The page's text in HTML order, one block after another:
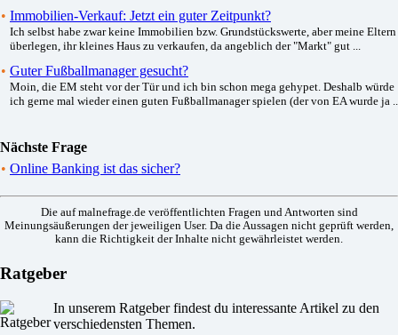
• Immobilien-Verkauf: Jetzt ein guter Zeitpunkt?
Ich selbst habe zwar keine Immobilien bzw. Grundstückswerte, aber meine Eltern
überlegen, ihr kleines Haus zu verkaufen, da angeblich der "Markt" gut ...
• Guter Fußballmanager gesucht?
Moin, die EM steht vor der Tür und ich bin schon mega gehypet. Deshalb würde
ich gerne mal wieder einen guten Fußballmanager spielen (der von EA wurde ja
Nächste Frage
• Online Banking ist das sicher?
Die auf malnefrage.de veröffentlichten Fragen und Antworten sind
Meinungsäußerungen der jeweiligen User. Da die Aussagen nicht geprüft werden,
kann die Richtigkeit der Inhalte nicht gewährleistet werden.
Ratgeber
In unserem Ratgeber findest du interessante Artikel zu den
verschiedensten Themen.